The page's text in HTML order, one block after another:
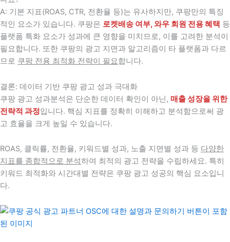
A: 기본 지표(ROAS, CTR, 전환율 등)는 유사하지만, 쿠팡만의 특징
적인 요소가 있습니다. 쿠팡은 로켓배송 여부, 와우 회원 전용 혜택 등
플랫폼 특화 요소가 성과에 큰 영향을 미치므로, 이를 고려한 분석이
필요합니다. 또한 쿠팡의 광고 지면과 알고리즘이 타 플랫폼과 다르
므로 쿠팡 전용 최적화 전략이 필요합니다.
결론: 데이터 기반 쿠팡 광고 성과 극대화
쿠팡 광고 성과분석은 단순한 데이터 확인이 아닌, 매출 성장을 위한
전략적 과정입니다. 핵심 지표를 정확히 이해하고 분석함으로써 광
고 효율을 크게 높일 수 있습니다.
ROAS, 클릭률, 전환율, 키워드별 성과, 노출 지면별 성과 등 다양한
지표를 종합적으로 분석하여 최적의 광고 전략을 수립하세요. 특히
키워드 최적화와 시간대별 전략은 쿠팡 광고 성공의 핵심 요소입니
다.